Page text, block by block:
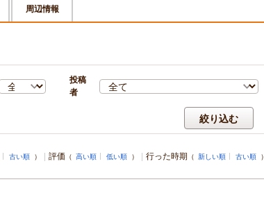
周辺情報
投稿
者
絞り込む
古い順 ） 評価 （ 高い順 低い順 ） 行った時期 （ 新しい順 古い順 ）